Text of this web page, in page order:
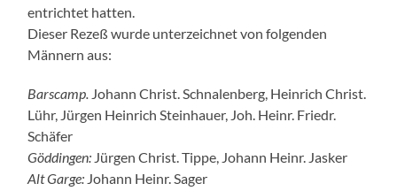
entrichtet hatten.
Dieser Rezeß wurde unterzeichnet von folgenden
Männern aus:
Barscamp. Johann Christ. Schnalenberg, Heinrich Christ.
Lühr, Jürgen Heinrich Steinhauer, Joh. Heinr. Friedr.
Schäfer
Göddingen: Jürgen Christ. Tippe, Johann Heinr. Jasker
Alt Garge: Johann Heinr. Sager